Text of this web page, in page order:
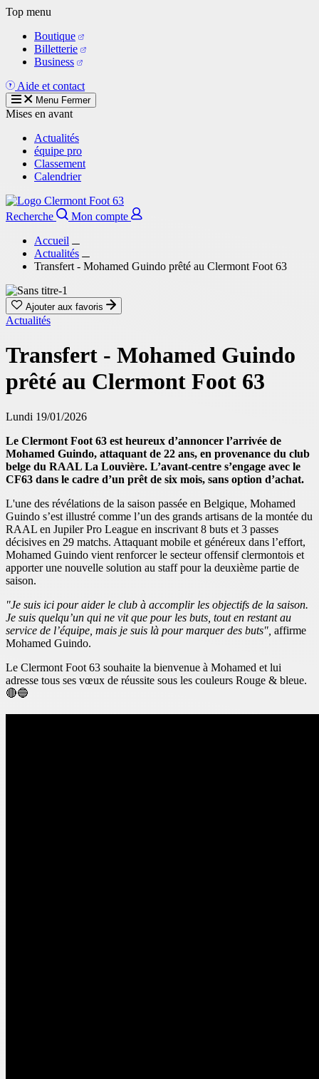
Aller
contenu
principal
Top menu
Boutique
Billetterie
Business
Aide et contact
Menu Fermer
Mises en avant
Actualités
équipe pro
Classement
Calendrier
Recherche
Mon compte
Accueil
Actualités
Transfert - Mohamed Guindo prêté au Clermont Foot 63
Ajouter aux favoris
Actualités
Transfert - Mohamed Guindo
prêté au Clermont Foot 63
Lundi 19/01/2026
Le Clermont Foot 63 est heureux d’annoncer l’arrivée de
Mohamed Guindo, attaquant de 22 ans, en provenance du club
belge du RAAL La Louvière. L’avant-centre s’engage avec le
CF63 dans le cadre d’un prêt de six mois, sans option d’achat.
L'une des révélations de la saison passée en Belgique, Mohamed
Guindo s’est illustré comme l’un des grands artisans de la montée du
RAAL en Jupiler Pro League en inscrivant 8 buts et 3 passes
décisives en 29 matchs. Attaquant mobile et généreux dans l’effort,
Mohamed Guindo vient renforcer le secteur offensif clermontois et
apporter une nouvelle solution au staff pour la deuxième partie de
saison.
"Je suis ici pour aider le club à accomplir les objectifs de la saison.
Je suis quelqu’un qui ne vit que pour les buts, tout en restant au
service de l’équipe, mais je suis là pour marquer des buts", affirme
Mohamed Guindo.
Le Clermont Foot 63 souhaite la bienvenue à Mohamed et lui
adresse tous ses vœux de réussite sous les couleurs Rouge & bleue.
🔴🔵